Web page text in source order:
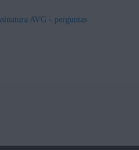
AVG - perguntas